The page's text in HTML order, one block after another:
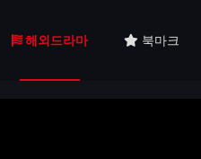
해외드라마 북마크